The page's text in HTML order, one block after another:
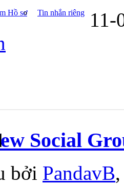
Hồ sơ
Tin nhắn riêng 11-
Social
bởi PandavB